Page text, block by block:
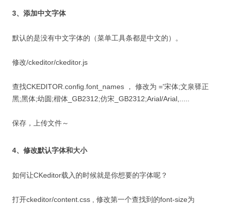
3、添加中文字体
默认的是没有中文字体的（菜单工具条都是中文的）。
修改/ckeditor/ckeditor.js
查找CKEDITOR.config.font_names ， 修改为 ='宋体;文泉驿正
黑;黑体;幼圆;楷体_GB2312;仿宋_GB2312;Arial/Arial,.....
保存，上传文件～
4、修改默认字体和大小
如何让CKeditor载入的时候就是你想要的字体呢？
打开ckeditor/content.css , 修改第一个查找到的font-size为